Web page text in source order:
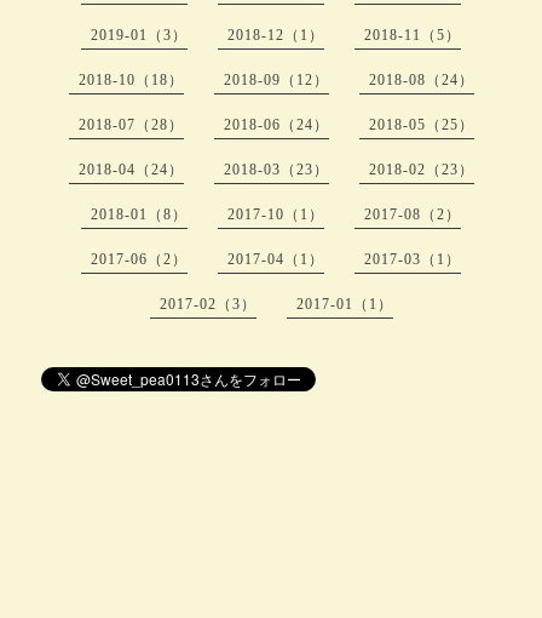
2019-01（3） 2018-12（1） 2018-11（5）
2018-10（18） 2018-09（12） 2018-08（24）
2018-07（28） 2018-06（24） 2018-05（25）
2018-04（24） 2018-03（23） 2018-02（23）
2018-01（8） 2017-10（1） 2017-08（2）
2017-06（2） 2017-04（1） 2017-03（1）
2017-02（3） 2017-01（1）